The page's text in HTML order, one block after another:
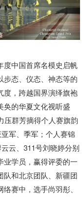
度中国首席名模史启帆
步态、仪态、神态等的
度，跨越国界演绎旗袍
奂的华夏文化视听盛
压群芳摘得个人赛旗韵
军、季军；个人赛锦
云、311号刘晓婷分别
业学员，赢得评委的一
队和北京团队、新疆团
赛中，选手尚羽彤、